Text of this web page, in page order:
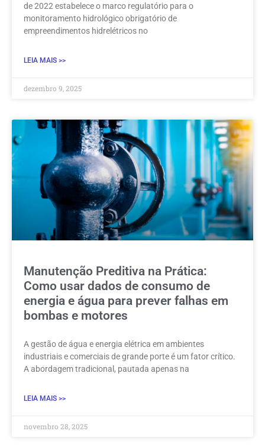
de 2022 estabelece o marco regulatório para o
monitoramento hidrológico obrigatório de
empreendimentos hidrelétricos no
LEIA MAIS >>
dezembro 9, 2025
Manutenção Preditiva na Prática:
Como usar dados de consumo de
energia e água para prever falhas em
bombas e motores
A gestão de água e energia elétrica em ambientes
industriais e comerciais de grande porte é um fator crítico.
A abordagem tradicional, pautada apenas na
LEIA MAIS >>
novembro 28, 2025